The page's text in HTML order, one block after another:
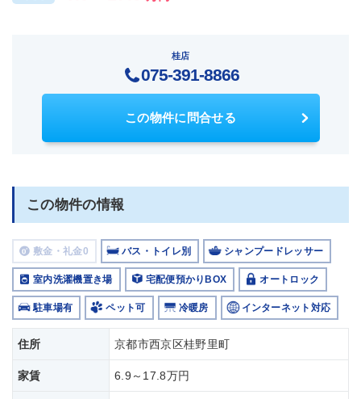
桂店
075-391-8866
この物件に問合せる
この物件の情報
敷金・礼金0 バス・トイレ別 シャンプードレッサー
室内洗濯機置き場 宅配便預かりBOX オートロック
駐車場有 ペット可 冷暖房 インターネット対応
住所 京都市西京区桂野里町
家賃 6.9～17.8万円